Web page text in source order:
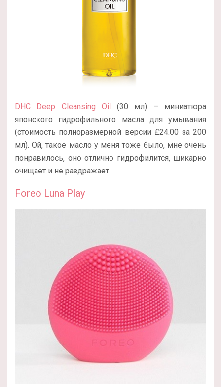
DHC Deep Cleansing Oil (30 мл) – миниатюра
японского гидрофильного масла для умывания
(стоимость полноразмерной версии £24.00 за 200
мл). Ой, такое масло у меня тоже было, мне очень
понравилось, оно отлично гидрофилится, шикарно
очищает и не раздражает.
Foreo Luna Play